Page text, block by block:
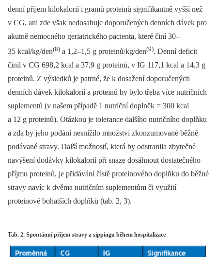
denní příjem kilokalorií i gramů proteinů signifikantně vyšší než
v CG, ani zde však nedosahuje doporučených denních dávek pro
akutně nemocného geriatrického pacienta, které činí 30–
35 kcal/kg/den(8) a 1,2–1,5 g proteinů/kg/den(9). Denní deficit
činil v CG 698,2 kcal a 37,9 g proteinů, v IG 117,1 kcal a 14,3 g
proteinů. Z výsledků je patrné, že k dosažení doporučených
denních dávek kilokalorií a proteinů by bylo třeba více nutričních
suplementů (v našem případě 1 nutriční doplněk = 300 kcal
a 12 g proteinů). Otázkou je tolerance dalšího nutričního doplňku
a zda by jeho podání nesnížilo množství zkonzumované běžně
podávané stravy. Další možností, která by odstranila zbytečné
navýšení dodávky kilokalorií při snaze dosáhnout dostatečného
příjmu proteinů, je přidávání čistě proteinového doplňku do běžné
stravy navíc k dvěma nutričním suplementům či využití
proteinově bohatších doplňků (tab. 2, 3).
Tab. 2. Spontánní příjem stravy a sippingu během hospitalizace